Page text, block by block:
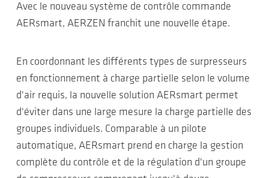
Avec le nouveau système de contrôle commande
AERsmart, AERZEN franchit une nouvelle étape.
En coordonnant les différents types de surpresseurs
en fonctionnement à charge partielle selon le volume
d'air requis, la nouvelle solution AERsmart permet
d'éviter dans une large mesure la charge partielle des
groupes individuels. Comparable à un pilote
automatique, AERsmart prend en charge la gestion
complète du contrôle et de la régulation d'un groupe